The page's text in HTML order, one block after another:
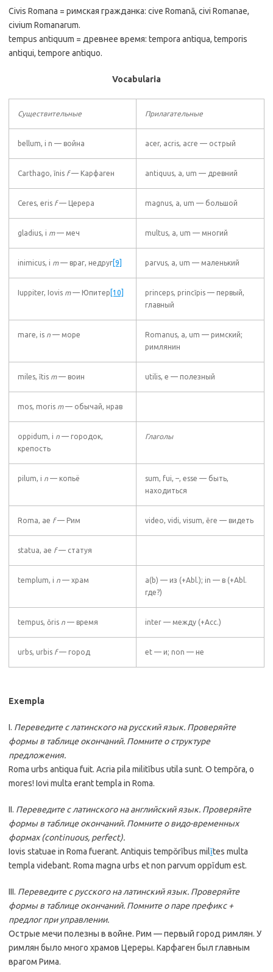
Civis Romana = римская гражданка: cive Romanā, civi Romanae,
civium Romanarum.
tempus antiquum = древнее время: tempora antiqua, temporis
antiqui, tempore antiquo.
Vocabularia
Существительные Прилагательные
bellum, i n — война acer, acris, acre — острый
Carthago, ĭnis f— Карфаген antiquus, a, um — древний
Ceres, eris f— Церера magnus, a, um — большой
gladius, i m— меч multus, a, um — многий
inimicus, i m— враг, недруг[9] parvus, a, um — маленький
Iuppiter, Iovis m— Юпитер [10]
princeps, princĭpis — первый,
главный
mare, is n — море
Romanus, a, um — римский;
римлянин
miles, ĭtis m— воин utilis, e — полезный
mos, moris m— обычай, нрав
oppidum, i n — городок,
крепость
Глаголы
pilum, i n — копьё
sum, fui, –, esse — быть,
находиться
Roma, ae f— Рим video, vidi, visum, ēre — видеть
statua, ae f— статуя
templum, i n — храм
a(b) — из (+Abl.); in — в (+Abl.
где?)
tempus, ŏris n — время inter — между (+Acc.)
urbs, urbis f— город et — и; non — не
Exempla
I. Переведите с латинского на русский язык. Проверяйте
формы в таблице окончаний. Помните о структуре
предложения.
Roma urbs antiqua fuit. Acria pila militĭbus utila sunt. O tempŏra, o
mores! Iovi multa erant templa in Roma.
II. Переведите с латинского на английский язык. Проверяйте
формы в таблице окончаний. Помните о видо-временных
формах (continuous, perfect).
Iovis statuae in Roma fuerant. Antiquis tempŏrĭbus milĭtes multa
templa videbant. Roma magna urbs et non parvum oppĭdum est.
III. Переведите с русского на латинский язык. Проверяйте
формы в таблице окончаний. Помните о паре префикс +
предлог при управлении.
Острые мечи полезны в войне. Рим — первый город римлян. У
римлян было много храмов Цереры. Карфаген был главным
врагом Рима.